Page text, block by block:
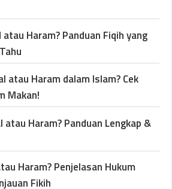
Haram? Panduan Fiqih yang
atau Haram dalam Islam? Cek
Makan!
atau Haram? Panduan Lengkap &
Haram? Penjelasan Hukum
Fikih